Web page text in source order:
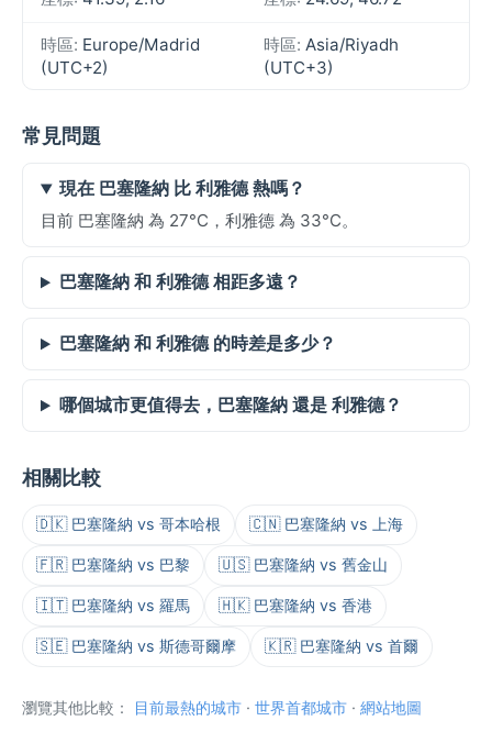
時區: Europe/Madrid
(UTC+2)
時區: Asia/Riyadh
(UTC+3)
常見問題
現在 巴塞隆納 比 利雅德 熱嗎？
目前 巴塞隆納 為 27°C，利雅德 為 33°C。
巴塞隆納 和 利雅德 相距多遠？
巴塞隆納 和 利雅德 的時差是多少？
哪個城市更值得去，巴塞隆納 還是 利雅德？
相關比較
🇩🇰 巴塞隆納 vs 哥本哈根 🇨🇳 巴塞隆納 vs 上海
🇫🇷 巴塞隆納 vs 巴黎 🇺🇸 巴塞隆納 vs 舊金山
🇮🇹 巴塞隆納 vs 羅馬 🇭🇰 巴塞隆納 vs 香港
🇸🇪 巴塞隆納 vs 斯德哥爾摩 🇰🇷 巴塞隆納 vs 首爾
瀏覽其他比較： 目前最熱的城市 · 世界首都城市 · 網站地圖